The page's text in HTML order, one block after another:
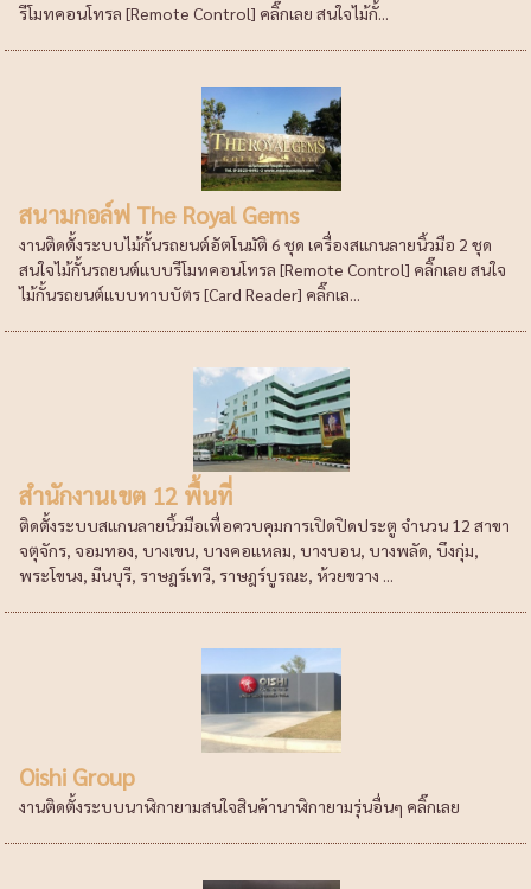
รีโมทคอนโทรล [Remote Control] คลิ๊กเลย สนใจไม้กั้...
สนามกอล์ฟ The Royal Gems
งานติดตั้งระบบไม้กั้นรถยนต์อัตโนมัติ 6 ชุด เครื่องสแกนลายนิ้วมือ 2 ชุด
สนใจไม้กั้นรถยนต์แบบรีโมทคอนโทรล [Remote Control] คลิ๊กเลย สนใจ
ไม้กั้นรถยนต์แบบทาบบัตร [Card Reader] คลิ๊กเล...
สำนักงานเขต 12 พื้นที่
ติดตั้งระบบสแกนลายนิ้วมือเพื่อควบคุมการเปิดปิดประตู จำนวน 12 สาขา
จตุจักร, จอมทอง, บางเขน, บางคอแหลม, บางบอน, บางพลัด, บึงกุ่ม,
พระโขนง, มีนบุรี, ราษฎร์เทวี, ราษฎร์บูรณะ, ห้วยขวาง ...
Oishi Group
งานติดตั้งระบบนาฬิกายามสนใจสินค้านาฬิกายามรุ่นอื่นๆ คลิ๊กเลย